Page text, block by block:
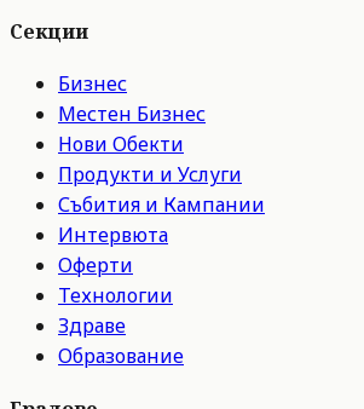
Секции
Бизнес
Местен Бизнес
Нови Обекти
Продукти и Услуги
Събития и Кампании
Интервюта
Оферти
Технологии
Здраве
Образование